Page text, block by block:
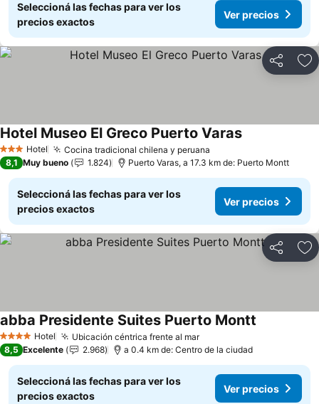
Seleccioná las fechas para ver los
precios exactos
Ver precios
Compartir
3 Estrellas
Hotel Cocina tradicional chilena y peruana
Hotel Museo El Greco Puerto Varas
8,1 Muy bueno 1.824 Puerto Varas, a 17.3 km de: Puerto Montt
Seleccioná las fechas para ver los
precios exactos
Ver precios
Compartir
4 EstrellasHotel Ubicación céntrica frente al mar
abba Presidente Suites Puerto Montt
8,5 Excelente 2.968 a 0.4 km de: Centro de la ciudad
Seleccioná las fechas para ver los
precios exactos
Ver precios